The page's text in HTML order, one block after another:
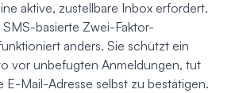
aktive, zustellbare Inbox erfordert.
basierte Zwei-Faktor-
anders. Sie schützt ein
vor unbefugten Anmeldungen, tut
E-Mail-Adresse selbst zu bestätigen.